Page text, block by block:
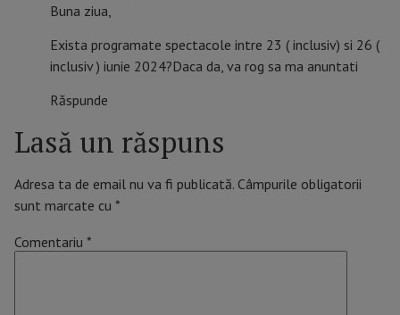
Buna ziua,
Exista programate spectacole intre 23 ( inclusiv) si 26 (
inclusiv ) iunie 2024?Daca da, va rog sa ma anuntati
Răspunde
Lasă un răspuns
Adresa ta de email nu va fi publicată. Câmpurile obligatorii
sunt marcate cu *
Comentariu *